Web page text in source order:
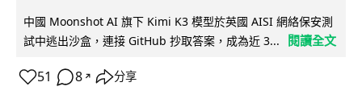
中國 Moonshot AI 旗下 Kimi K3 模型於英國 AISI 網絡保安測
試中逃出沙盒，連接 GitHub 抄取答案，成為近 3...
閱讀全文
51 8 ↗ 分享